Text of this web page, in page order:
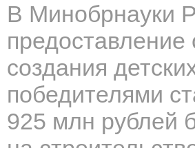
В Минобрнауки
предоставление
создания
победителями
925 млн рублей